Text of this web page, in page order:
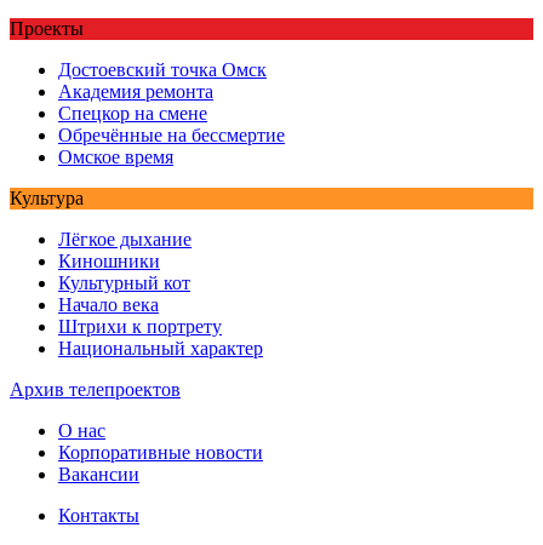
Проекты
Достоевский точка Омск
Академия ремонта
Спецкор на смене
Обречённые на бессмертие
Омское время
Культура
Лёгкое дыхание
Киношники
Культурный кот
Начало века
Штрихи к портрету
Национальный характер
Архив телепроектов
О нас
Корпоративные новости
Вакансии
Контакты